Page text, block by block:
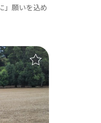
」願いを込め